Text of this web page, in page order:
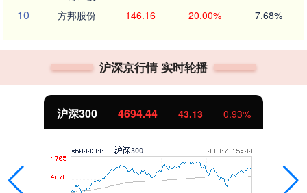
10 方邦股份 146.16 20.00% 7.68%
沪深京行情 实时轮播
北证50 1134.24 11.37 1.01%